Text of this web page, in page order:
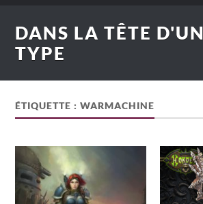
DANS LA TÊTE D'UN
TYPE
ÉTIQUETTE :WARMACHINE